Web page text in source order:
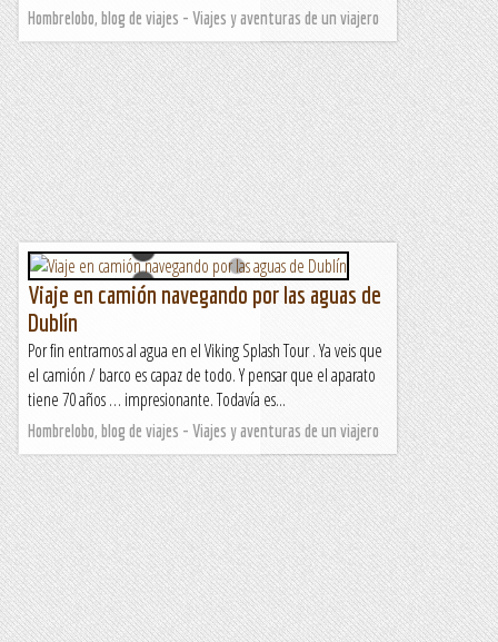
Hombrelobo, blog de viajes - Viajes y aventuras de un viajero
Viaje en camión navegando por las aguas de
Dublín
Por fin entramos al agua en el Viking Splash Tour . Ya veis que
el camión / barco es capaz de todo. Y pensar que el aparato
tiene 70 años … impresionante. Todavía es...
Hombrelobo, blog de viajes - Viajes y aventuras de un viajero